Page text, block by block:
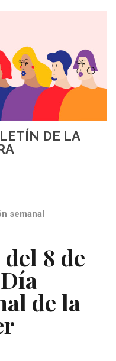
DE LA
semanal
8 de
de la